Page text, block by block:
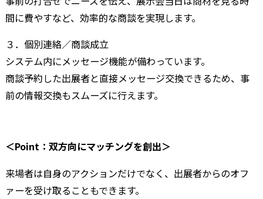
間に費やすなど、効率的な商談を実現します。
３．個別連絡／商談成立
システム内にメッセージ機能が備わっています。
商談予約した出展者と直接メッセージ交換できるため、事
前の情報交換もスムーズに行えます。
＜Point：双方向にマッチングを創出＞
来場者は自身のアクションだけでなく、出展者からのオフ
ァーを受け取ることもできます。